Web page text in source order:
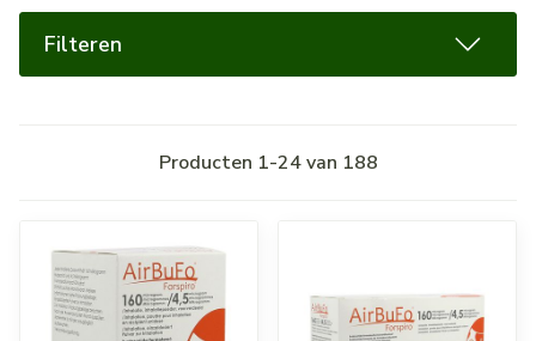
Filteren
Producten 1-24van 188